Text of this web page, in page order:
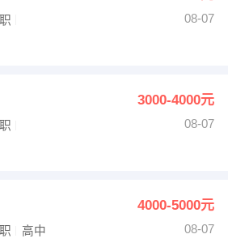
08-07
3000-4000元
08-07
4000-5000元
高中
08-07